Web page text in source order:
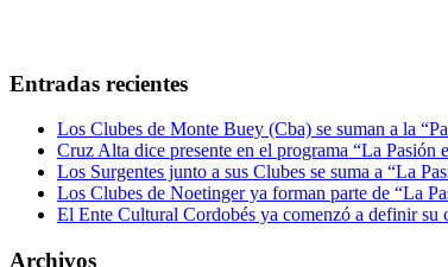
Entradas recientes
Los Clubes de Monte Buey (Cba) se suman a la
Cruz Alta dice presente en el programa “La Pasión
Los Surgentes junto a sus Clubes se suma a “La
Los Clubes de Noetinger ya forman parte de “La
El Ente Cultural Cordobés ya comenzó a definir su
Archivos